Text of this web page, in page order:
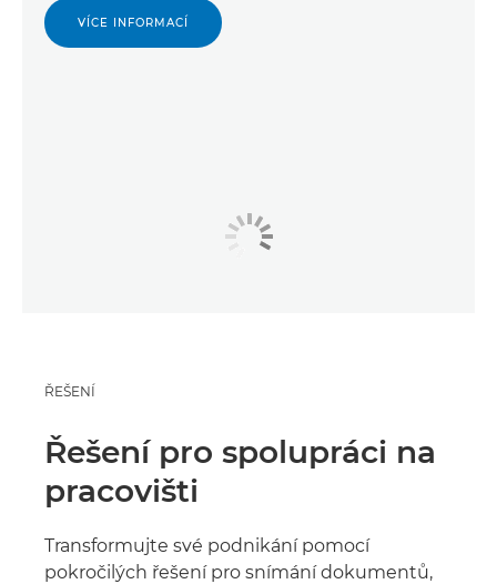
VÍCE INFORMACÍ
ŘEŠENÍ
Řešení pro spolupráci na
pracovišti
Transformujte své podnikání pomocí
pokročilých řešení pro snímání dokumentů,